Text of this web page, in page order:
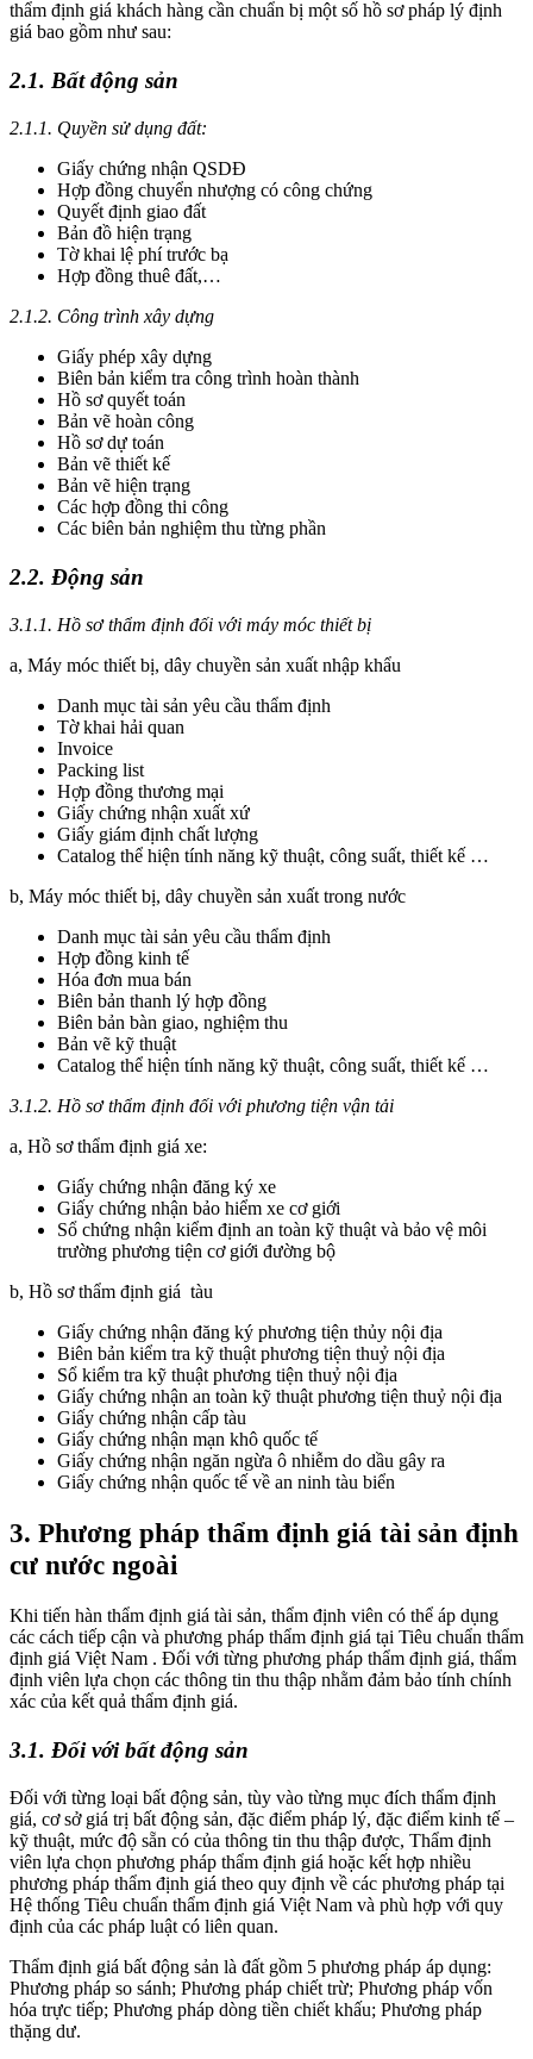
thẩm định giá khách hàng cần chuẩn bị một số hồ sơ pháp lý định
giá bao gồm như sau:
2.1. Bất động sản
2.1.1. Quyền sử dụng đất:
Giấy chứng nhận QSDĐ
Hợp đồng chuyển nhượng có công chứng
Quyết định giao đất
Bản đồ hiện trạng
Tờ khai lệ phí trước bạ
Hợp đồng thuê đất,…
2.1.2. Công trình xây dựng
Giấy phép xây dựng
Biên bản kiểm tra công trình hoàn thành
Hồ sơ quyết toán
Bản vẽ hoàn công
Hồ sơ dự toán
Bản vẽ thiết kế
Bản vẽ hiện trạng
Các hợp đồng thi công
Các biên bản nghiệm thu từng phần
2.2. Động sản
3.1.1. Hồ sơ thẩm định đối với máy móc thiết bị
a, Máy móc thiết bị, dây chuyền sản xuất nhập khẩu
Danh mục tài sản yêu cầu thẩm định
Tờ khai hải quan
Invoice
Packing list
Hợp đồng thương mại
Giấy chứng nhận xuất xứ
Giấy giám định chất lượng
Catalog thể hiện tính năng kỹ thuật, công suất, thiết kế …
b, Máy móc thiết bị, dây chuyền sản xuất trong nước
Danh mục tài sản yêu cầu thẩm định
Hợp đồng kinh tế
Hóa đơn mua bán
Biên bản thanh lý hợp đồng
Biên bản bàn giao, nghiệm thu
Bản vẽ kỹ thuật
Catalog thể hiện tính năng kỹ thuật, công suất, thiết kế …
3.1.2. Hồ sơ thẩm định đối với phương tiện vận tải
a, Hồ sơ thẩm định giá xe:
Giấy chứng nhận đăng ký xe
Giấy chứng nhận bảo hiểm xe cơ giới
Sổ chứng nhận kiểm định an toàn kỹ thuật và bảo vệ môi
trường phương tiện cơ giới đường bộ
b, Hồ sơ thẩm định giá tàu
Giấy chứng nhận đăng ký phương tiện thủy nội địa
Biên bản kiểm tra kỹ thuật phương tiện thuỷ nội địa
Sổ kiểm tra kỹ thuật phương tiện thuỷ nội địa
Giấy chứng nhận an toàn kỹ thuật phương tiện thuỷ nội địa
Giấy chứng nhận cấp tàu
Giấy chứng nhận mạn khô quốc tế
Giấy chứng nhận ngăn ngừa ô nhiễm do dầu gây ra
Giấy chứng nhận quốc tế về an ninh tàu biển
3. Phương pháp thẩm định giá tài sản định
cư nước ngoài
Khi tiến hàn thẩm định giá tài sản, thẩm định viên có thể áp dụng
các cách tiếp cận và phương pháp thẩm định giá tại Tiêu chuẩn thẩm
định giá Việt Nam . Đối với từng phương pháp thẩm định giá, thẩm
định viên lựa chọn các thông tin thu thập nhằm đảm bảo tính chính
xác của kết quả thẩm định giá.
3.1. Đối với bất động sản
Đối với từng loại bất động sản, tùy vào từng mục đích thẩm định
giá, cơ sở giá trị bất động sản, đặc điểm pháp lý, đặc điểm kinh tế –
kỹ thuật, mức độ sẵn có của thông tin thu thập được, Thẩm định
viên lựa chọn phương pháp thẩm định giá hoặc kết hợp nhiều
phương pháp thẩm định giá theo quy định về các phương pháp tại
Hệ thống Tiêu chuẩn thẩm định giá Việt Nam và phù hợp với quy
định của các pháp luật có liên quan.
Thẩm định giá bất động sản là đất gồm 5 phương pháp áp dụng:
Phương pháp so sánh; Phương pháp chiết trừ; Phương pháp vốn
hóa trực tiếp; Phương pháp dòng tiền chiết khấu; Phương pháp
thặng dư.